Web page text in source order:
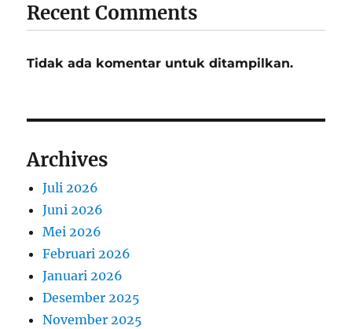
Recent Comments
Tidak ada komentar untuk ditampilkan.
Archives
Juli 2026
Juni 2026
Mei 2026
Februari 2026
Januari 2026
Desember 2025
November 2025